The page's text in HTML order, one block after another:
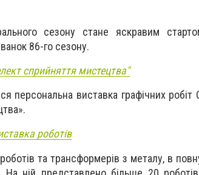
сезону стане яскравим
86-го сезону.
сприйняття мистецтва"
персональна виставка графічних робіт
роботів
та трансформерів з металу, в